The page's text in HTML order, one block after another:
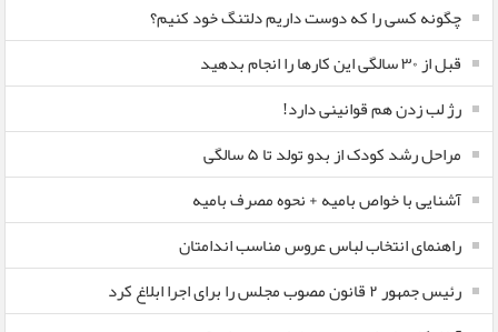
چگونه کسی را که دوست داریم دلتنگ خود کنیم؟
قبل از ۳۰ سالگی این کارها را انجام بدهید
رژ لب زدن هم قوانینی دارد!
مراحل رشد کودک از بدو تولد تا ۵ سالگی
آشنایی با خواص بامیه + نحوه مصرف بامیه
راهنمای انتخاب لباس عروس مناسب اندامتان
رئیس جمهور ۲ قانون مصوب مجلس را برای اجرا ابلاغ کرد